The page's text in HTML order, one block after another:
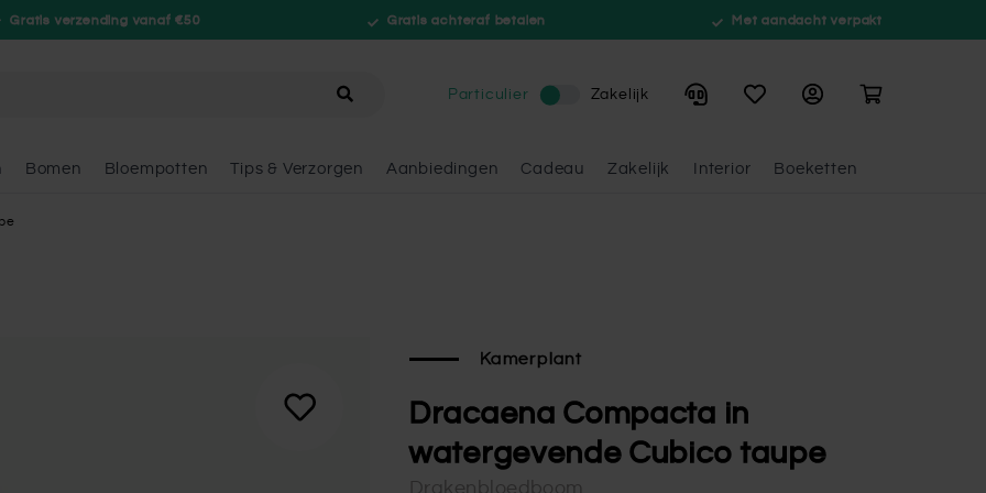
Gratis verzending vanaf €50 Gratis achteraf betalen Met aandacht verpakt
Bomen Bloempotten Tips & Verzorgen Aanbiedingen Cadeau Zakelijk Interior Boeketten
Particulier Zakelijk Winkelwagen
Kamerplant
Dracaena Compacta in
watergevende Cubico taupe
Drakenbloedboom